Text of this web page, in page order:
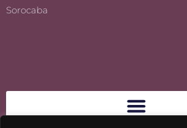
Sorocaba